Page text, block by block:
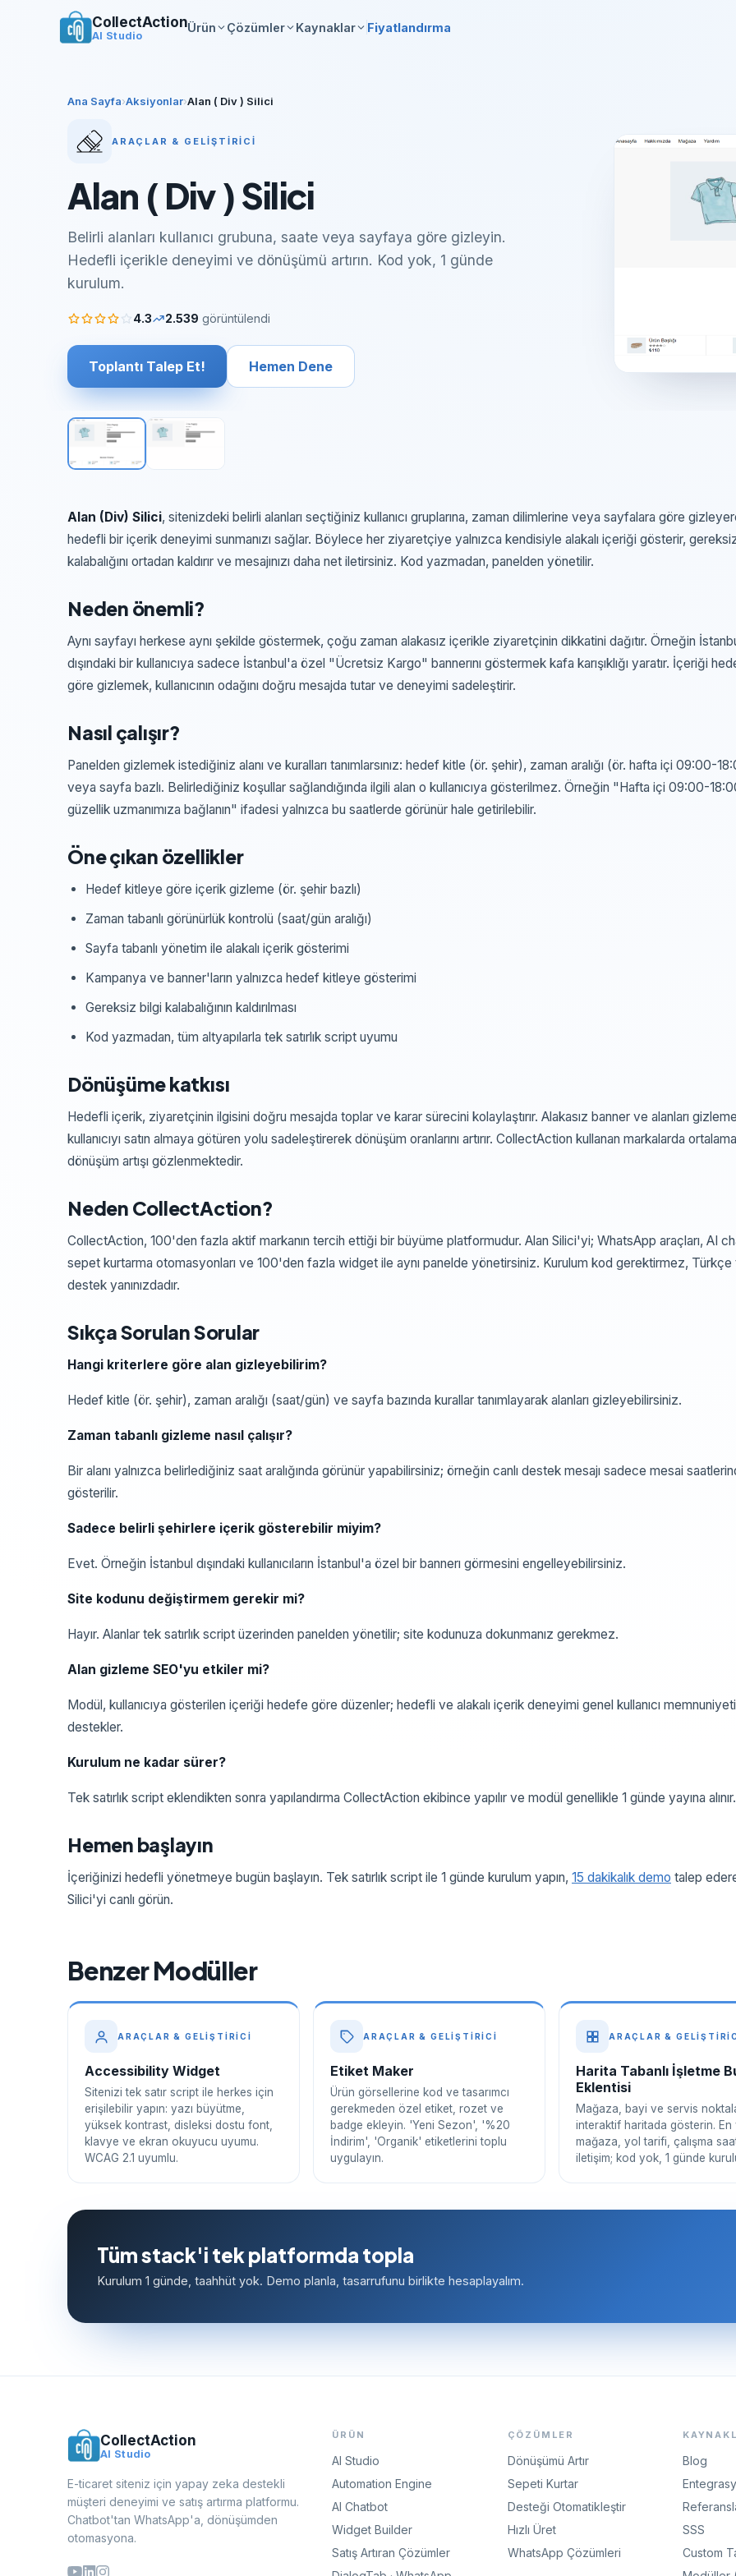
CollectAction
AI Studio
Ürün Çözümler Kaynaklar Fiyatlandırma
Ana Sayfa›Aksiyonlar›Alan ( Div ) Silici
ARAÇLAR & GELIŞTIRICI
Alan ( Div ) Silici
Belirli alanları kullanıcı grubuna, saate veya sayfaya göre gizleyin.
Hedefli içerikle deneyimi ve dönüşümü artırın. Kod yok, 1 günde
kurulum.
4.3 2.539 görüntülendi
Toplantı Talep Et! Hemen Dene
Alan (Div) Silici, sitenizdeki belirli alanları seçtiğiniz kullanıcı gruplarına, zaman dilimlerine veya sayfalara göre
hedefli bir içerik deneyimi sunmanızı sağlar. Böylece her ziyaretçiye yalnızca kendisiyle alakalı içeriği gösterir,
kalabalığını ortadan kaldırır ve mesajınızı daha net iletirsiniz. Kod yazmadan, panelden yönetilir.
Neden önemli?
Aynı sayfayı herkese aynı şekilde göstermek, çoğu zaman alakasız içerikle ziyaretçinin dikkatini dağıtır. Örneğin
dışındaki bir kullanıcıya sadece İstanbul'a özel "Ücretsiz Kargo" bannerını göstermek kafa karışıklığı yaratır. İçeriği
göre gizlemek, kullanıcının odağını doğru mesajda tutar ve deneyimi sadeleştirir.
Nasıl çalışır?
Panelden gizlemek istediğiniz alanı ve kuralları tanımlarsınız: hedef kitle (ör. şehir), zaman aralığı (ör. hafta içi 09:00-
veya sayfa bazlı. Belirlediğiniz koşullar sağlandığında ilgili alan o kullanıcıya gösterilmez. Örneğin "Hafta içi 09:00-
güzellik uzmanımıza bağlanın" ifadesi yalnızca bu saatlerde görünür hale getirilebilir.
Öne çıkan özellikler
Hedef kitleye göre içerik gizleme (ör. şehir bazlı)
Zaman tabanlı görünürlük kontrolü (saat/gün aralığı)
Sayfa tabanlı yönetim ile alakalı içerik gösterimi
Kampanya ve banner'ların yalnızca hedef kitleye gösterimi
Gereksiz bilgi kalabalığının kaldırılması
Kod yazmadan, tüm altyapılarla tek satırlık script uyumu
Dönüşüme katkısı
Hedefli içerik, ziyaretçinin ilgisini doğru mesajda toplar ve karar sürecini kolaylaştırır. Alakasız banner ve alanları
kullanıcıyı satın almaya götüren yolu sadeleştirerek dönüşüm oranlarını artırır. CollectAction kullanan markalarda
dönüşüm artışı gözlenmektedir.
Neden CollectAction?
CollectAction, 100'den fazla aktif markanın tercih ettiği bir büyüme platformudur. Alan Silici'yi; WhatsApp araçları, AI
sepet kurtarma otomasyonları ve 100'den fazla widget ile aynı panelde yönetirsiniz. Kurulum kod gerektirmez, Türkçe
destek yanınızdadır.
Sıkça Sorulan Sorular
Hangi kriterlere göre alan gizleyebilirim?
Hedef kitle (ör. şehir), zaman aralığı (saat/gün) ve sayfa bazında kurallar tanımlayarak alanları gizleyebilirsiniz.
Zaman tabanlı gizleme nasıl çalışır?
Bir alanı yalnızca belirlediğiniz saat aralığında görünür yapabilirsiniz; örneğin canlı destek mesajı sadece mesai
gösterilir.
Sadece belirli şehirlere içerik gösterebilir miyim?
Evet. Örneğin İstanbul dışındaki kullanıcıların İstanbul'a özel bir bannerı görmesini engelleyebilirsiniz.
Site kodunu değiştirmem gerekir mi?
Hayır. Alanlar tek satırlık script üzerinden panelden yönetilir; site kodunuza dokunmanız gerekmez.
Alan gizleme SEO'yu etkiler mi?
Modül, kullanıcıya gösterilen içeriği hedefe göre düzenler; hedefli ve alakalı içerik deneyimi genel kullanıcı
destekler.
Kurulum ne kadar sürer?
Tek satırlık script eklendikten sonra yapılandırma CollectAction ekibince yapılır ve modül genellikle 1 günde yayına alınır.
Hemen başlayın
İçeriğinizi hedefli yönetmeye bugün başlayın. Tek satırlık script ile 1 günde kurulum yapın, 15 dakikalık demo talep
Silici'yi canlı görün.
Benzer Modüller
ARAÇLAR & GELIŞTIRICI
Accessibility Widget
Sitenizi tek satır script ile herkes için
erişilebilir yapın: yazı büyütme,
yüksek kontrast, disleksi dostu font,
klavye ve ekran okuyucu uyumu.
WCAG 2.1 uyumlu.
ARAÇLAR & GELIŞTIRICI
Etiket Maker
Ürün görsellerine kod ve tasarımcı
gerekmeden özel etiket, rozet ve
badge ekleyin. 'Yeni Sezon', '%20
İndirim', 'Organik' etiketlerini toplu
uygulayın.
ARAÇLAR &
Harita Tabanlı İşletme
Eklentisi
Mağaza, bayi ve servis
interaktif haritada gösterin. En
mağaza, yol tarifi, çalışma
iletişim; kod yok, 1 günde
Tüm stack'i tek platformda topla
Kurulum 1 günde, taahhüt yok. Demo planla, tasarrufunu birlikte hesaplayalım.
CollectAction
AI Studio
E-ticaret siteniz için yapay zeka destekli
müşteri deneyimi ve satış artırma platformu.
Chatbot'tan WhatsApp'a, dönüşümden
otomasyona.
ÜRÜN
AI Studio
Automation Engine
AI Chatbot
Widget Builder
Satış Artıran Çözümler
ÇÖZÜMLER
Dönüşümü Artır
Sepeti Kurtar
Desteği Otomatikleştir
Hızlı Üret
WhatsApp Çözümleri
Blog
SSS
Custom